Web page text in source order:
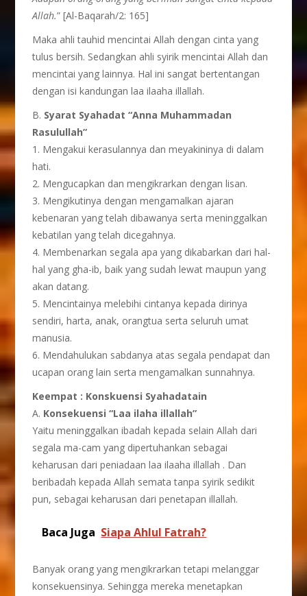
Allah.” [Al-Baqarah/2: 165]
Maka ahli tauhid mencintai Allah dengan cinta yang
tulus bersih. Sedangkan ahli syirik mencintai Allah dan
mencintai yang lainnya. Hal ini sangat bertentangan
dengan isi kandungan laa ilaaha illallah.
B. Syarat Syahadat “Anna Muhammadan
Rasulullah”
1. Mengakui kerasulannya dan meyakininya di dalam
hati.
2. Mengucapkan dan mengikrarkan dengan lisan.
3. Mengikutinya dengan mengamalkan ajaran
kebenaran yang telah dibawanya serta meninggalkan
kebatilan yang telah dicegahnya.
4. Membenarkan segala apa yang dikabarkan dari hal-
hal yang gha-ib, baik yang sudah lewat maupun yang
akan datang.
5. Mencintainya melebihi cintanya kepada dirinya
sendiri, harta, anak, orangtua serta seluruh umat
manusia.
6. Mendahulukan sabdanya atas segala pendapat dan
ucapan orang lain serta mengamalkan sunnahnya.
Keempat : Konskuensi Syahadatain
A. Konsekuensi “Laa ilaha illallah”
Yaitu meninggalkan ibadah kepada selain Allah dari
segala ma-cam yang dipertuhankan sebagai
keharusan dari peniadaan laa ilaaha illallah . Dan
beribadah kepada Allah semata tanpa syirik sedikit
pun, sebagai keharusan dari penetapan illallah.
Baca Juga Siapa Ahlul Fatrah?
Banyak orang yang mengikrarkan tetapi melanggar
konsekuensinya. Sehingga mereka menetapkan